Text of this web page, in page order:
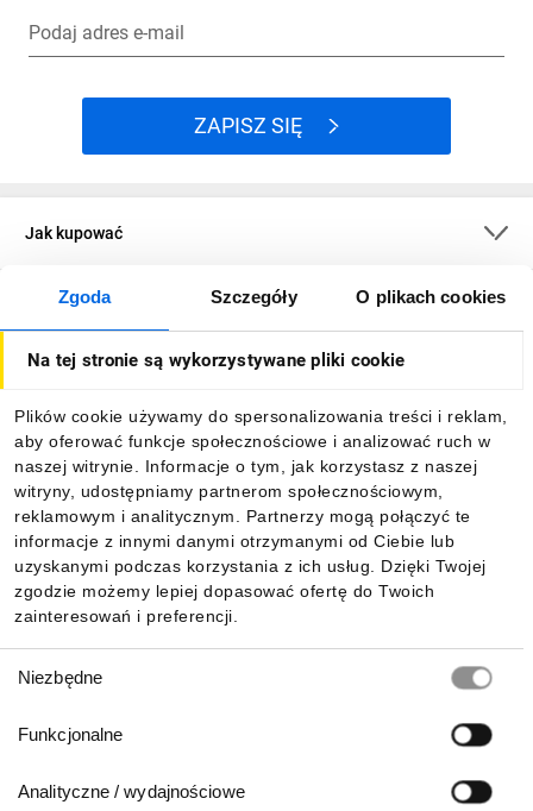
Zgoda Szczegóły O plikach cookies
Na tej stronie są wykorzystywane pliki cookie
Plików cookie używamy do spersonalizowania treści i reklam,
aby oferować funkcje społecznościowe i analizować ruch w
naszej witrynie. Informacje o tym, jak korzystasz z naszej
witryny, udostępniamy partnerom społecznościowym,
reklamowym i analitycznym. Partnerzy mogą połączyć te
informacje z innymi danymi otrzymanymi od Ciebie lub
uzyskanymi podczas korzystania z ich usług. Dzięki Twojej
zgodzie możemy lepiej dopasować ofertę do Twoich
zainteresowań i preferencji.
zgody
Niezbędne
Funkcjonalne
Analityczne / wydajnościowe
Podaj adres e-mail
ZAPISZ SIĘ
Jak kupować
O firmie
Informacje
Pobierz naszą aplikację mobilną: